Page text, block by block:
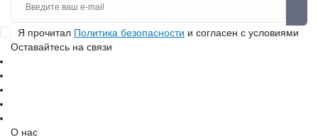
Я прочитал Политика безопасности и согласен с условиями
Оставайтесь на связи
О нас